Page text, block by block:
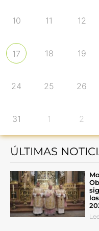
10 11 12
17 18 19
24 25 26
31 1 2
ÚLTIMAS